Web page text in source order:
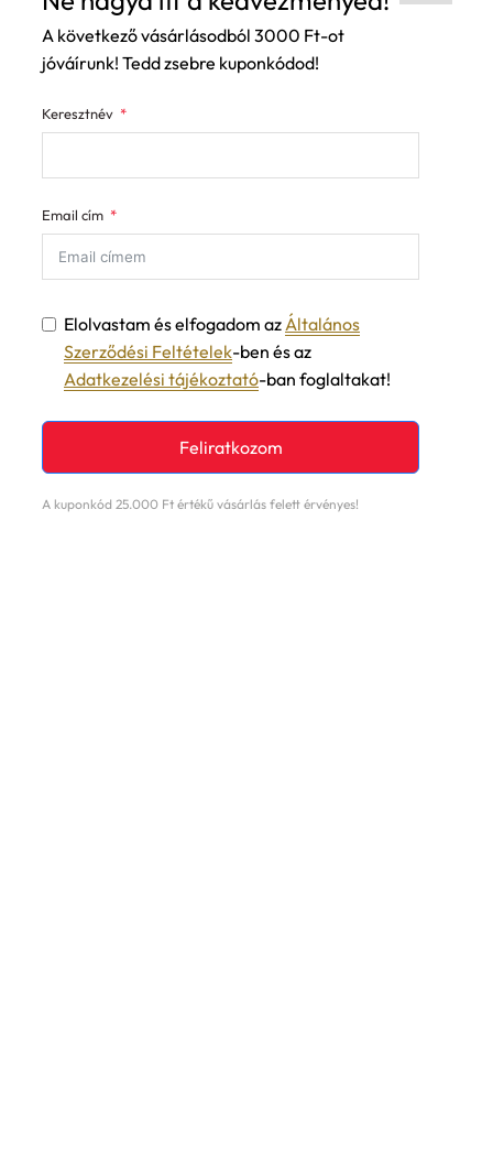
A következő vásárlásodból 3000 Ft-ot
jóváírunk! Tedd zsebre kuponkódod!
Keresztnév
Email cím
Elolvastam és elfogadom azÁltalános
Szerződési Feltételek-ben és az
Adatkezelési tájékoztató-ban foglaltakat!
Feliratkozom
A kuponkód 25.000 Ft értékű vásárlás felett érvényes!